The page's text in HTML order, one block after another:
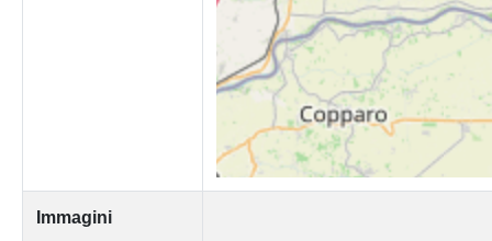
Immagini